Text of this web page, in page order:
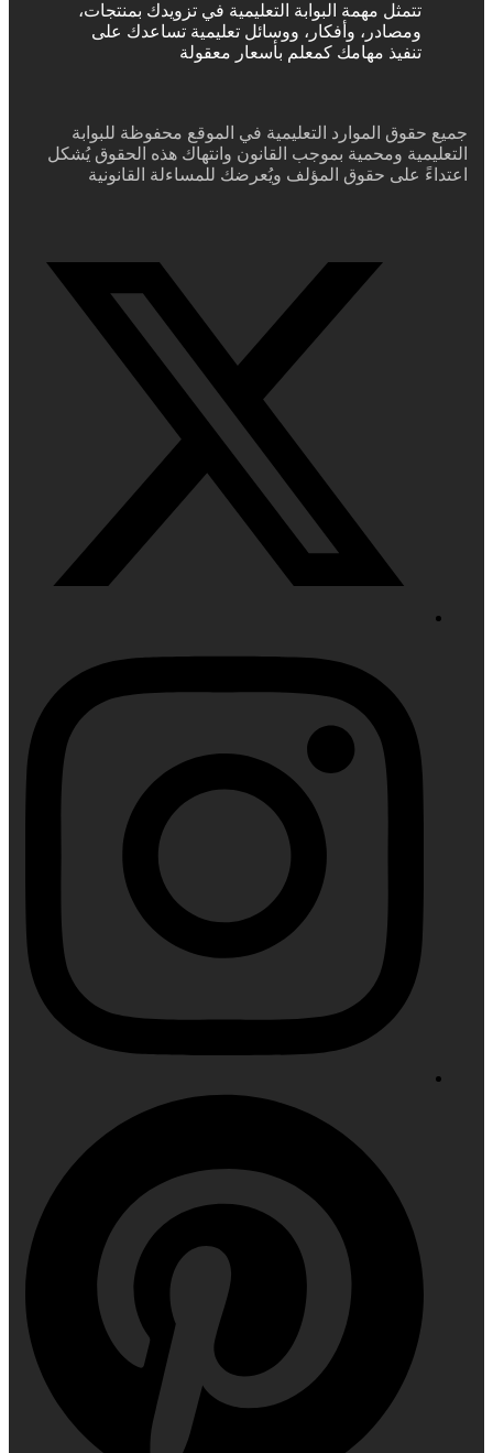
تتمثل مهمة البوابة التعليمية في تزويدك بمنتجات،
ومصادر، وأفكار، ووسائل تعليمية تساعدك على
تنفيذ مهامك كمعلم بأسعار معقولة
جميع حقوق الموارد التعليمية في الموقع محفوظة للبوابة
التعليمية ومحمية بموجب القانون وانتهاك هذه الحقوق يُشكل
اعتداءً على حقوق المؤلف ويُعرضك للمساءلة القانونية